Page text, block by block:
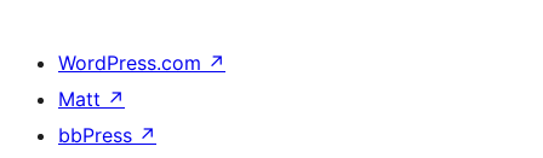
WordPress.com ↗
Matt ↗
bbPress ↗